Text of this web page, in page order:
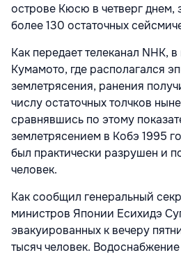
острове Кюсю в четверг днем,
более 130 остаточных
Как передает телеканал NHK,
Кумамото, где располагался
землетрясения, ранения
числу остаточных толчков
сравнявшись по этому
землетрясением в Кобэ 1995
был практически разрушен и
человек.
Как сообщил генеральный
министров Японии Есихидэ
эвакуированных к вечеру
тысяч человек.